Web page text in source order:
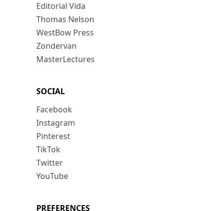
Editorial Vida
Thomas Nelson
WestBow Press
Zondervan
MasterLectures
SOCIAL
Facebook
Instagram
Pinterest
TikTok
Twitter
YouTube
PREFERENCES